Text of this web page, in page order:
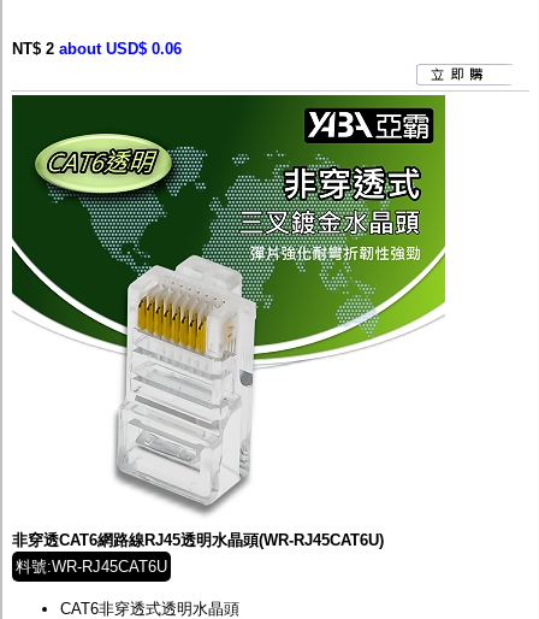
NT$ 2 about USD$ 0.06
非穿透CAT6網路線RJ45透明水晶頭(WR-RJ45CAT6U)
料號:WR-RJ45CAT6U
CAT6非穿透式透明水晶頭